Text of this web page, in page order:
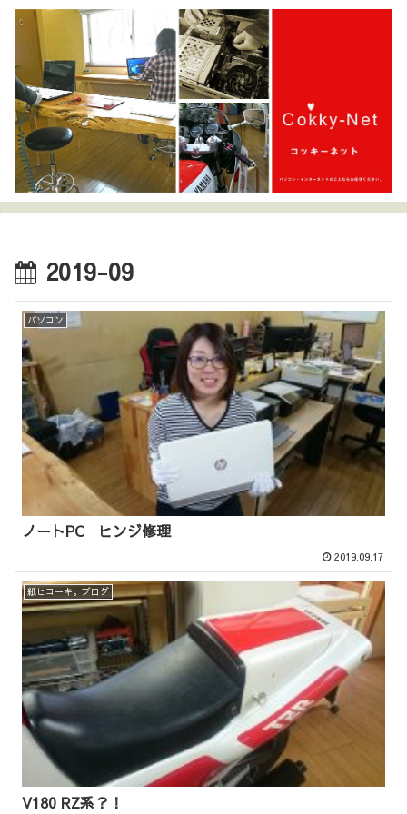
2019-09
パソコン
ノートPC ヒンジ修理
2019.09.17
紙ヒコーキ。ブログ
V180 RZ系？！